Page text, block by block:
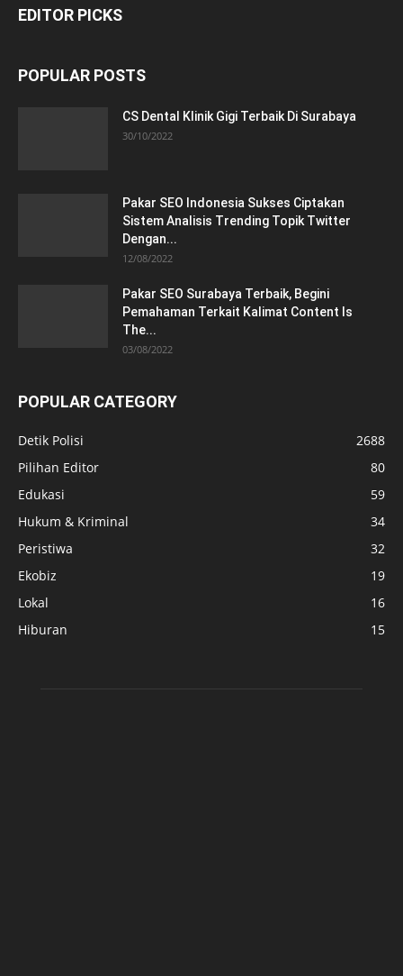
EDITOR PICKS
POPULAR POSTS
CS Dental Klinik Gigi Terbaik Di Surabaya
30/10/2022
Pakar SEO Indonesia Sukses Ciptakan
Sistem Analisis Trending Topik Twitter
Dengan...
12/08/2022
Pakar SEO Surabaya Terbaik, Begini
Pemahaman Terkait Kalimat Content Is
The...
03/08/2022
POPULAR CATEGORY
Detik Polisi
2688
Pilihan Editor
80
Edukasi
59
Hukum & Kriminal
34
Peristiwa
32
Ekobiz
19
Lokal
16
Hiburan
15